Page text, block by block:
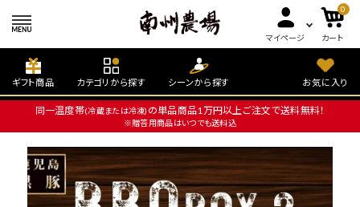
マイページ
0
カート
ギフト商品 カテゴリから探す シーンから探す お気に入り
同一温度帯(冷蔵または冷凍) の単品商品1万円以上ご注文で送料無料！
※贈答用商品はいつでも送料込